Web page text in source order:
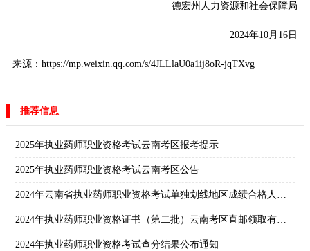
德宏州人力资源和社会保障局
2024年10月16日
来源：https://mp.weixin.qq.com/s/4JLLlaU0a1ij8oR-jqTXvg
推荐信息
2025年执业药师职业资格考试云南考区报考提示
2025年执业药师职业资格考试云南考区公告
2024年云南省执业药师职业资格考试单独划线地区成绩合格人员资格核查温馨提醒
2024年执业药师职业资格证书（第二批）云南考区直邮领取有关事项通知
2024年执业药师职业资格考试查分结果公布通知